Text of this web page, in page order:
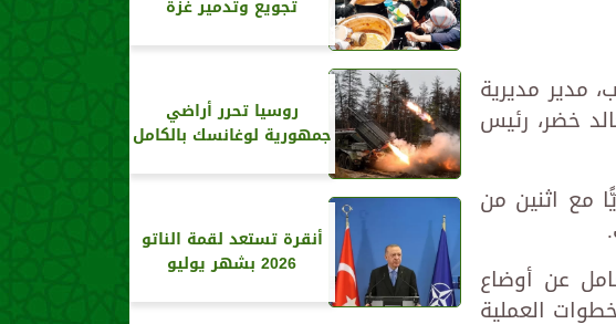
مدير مديرية
خضر، رئيس
مع اثنين من
عن أوضاع
العملية
تجويع وتدمير غزة
روسيا تحرر أراضي
جمهورية لوغانسك بالكامل
أنقرة تستعد لقمة الناتو
2026 بشهر يوليو